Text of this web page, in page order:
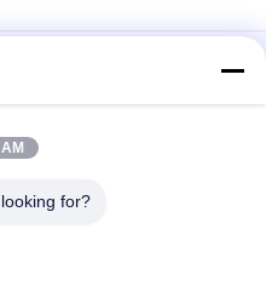
জন্য 800 ওয়াট আলট্রাসোনিক সেলাই
for?